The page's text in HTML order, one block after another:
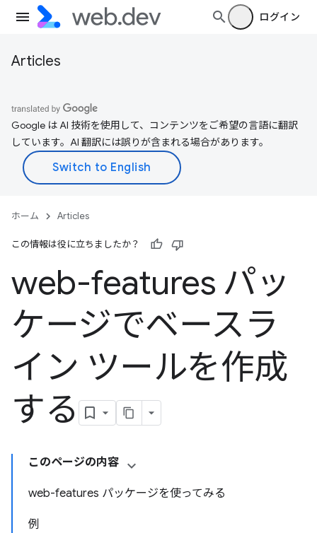
ログイン
Articles
Google は AI 技術を使用して、コンテンツをご希望の言語に翻訳
しています。AI 翻訳には誤りが含まれる場合があります。
ホーム Articles
この情報は役に立ちましたか？
web-features パッ
ケージでベースラ
イン ツールを作成
する
このページの内容
web-features パッケージを使ってみる
例